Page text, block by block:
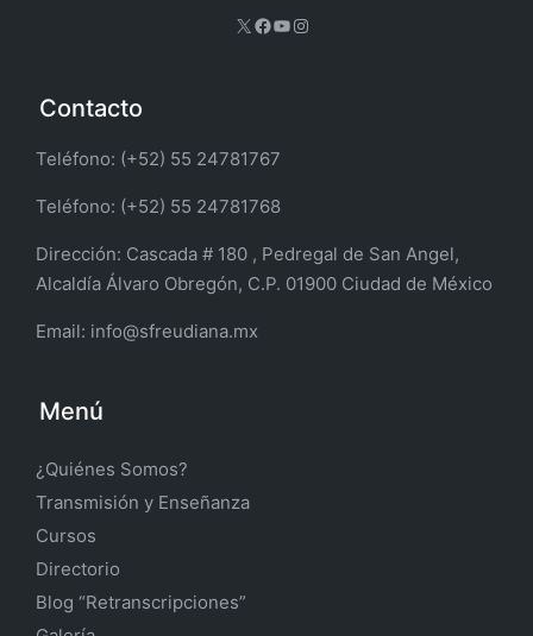
X Facebook
YouTube
Instagram
Contacto
Teléfono: (+52) 55 24781767
Teléfono: (+52) 55 24781768
Dirección: Cascada # 180 , Pedregal de San Angel,
Alcaldía Álvaro Obregón, C.P. 01900 Ciudad de México
Email: info@sfreudiana.mx
Menú
¿Quiénes Somos?
Transmisión y Enseñanza
Cursos
Directorio
Blog “Retranscripciones”